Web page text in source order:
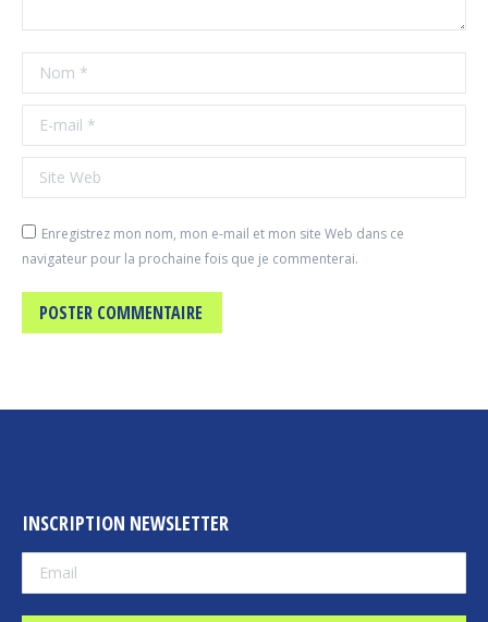
Nom *
E-mail *
Site Web
Enregistrez mon nom, mon e-mail et mon site Web dans ce
navigateur pour la prochaine fois que je commenterai.
POSTER COMMENTAIRE
INSCRIPTION NEWSLETTER